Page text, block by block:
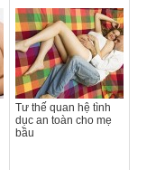
Tư thế quan hệ tình
dục an toàn cho mẹ
bầu